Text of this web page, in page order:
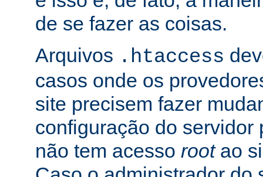
de se fazer as coisas.
Arquivos .htaccess
casos onde os
site precisem fazer
configuração do servidor
não tem acesso rootao